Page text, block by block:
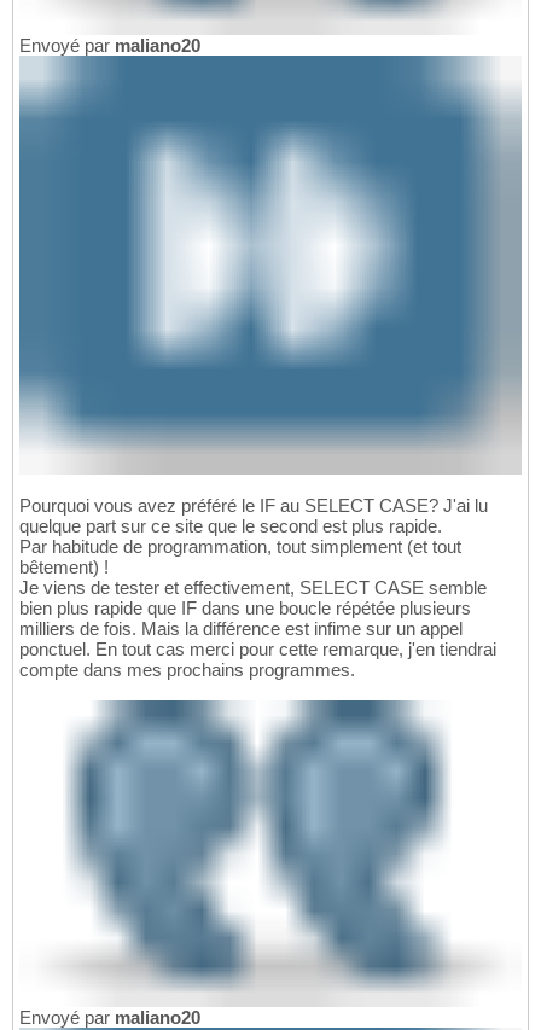
Envoyé par maliano20
Pourquoi vous avez préféré le IF au SELECT CASE? J'ai lu
quelque part sur ce site que le second est plus rapide.
Par habitude de programmation, tout simplement (et tout
bêtement) !
Je viens de tester et effectivement, SELECT CASE semble
bien plus rapide que IF dans une boucle répétée plusieurs
milliers de fois. Mais la différence est infime sur un appel
ponctuel. En tout cas merci pour cette remarque, j'en tiendrai
compte dans mes prochains programmes.
Envoyé par maliano20